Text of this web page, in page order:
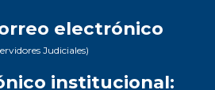
electrónico
Judiciales)
institucional: